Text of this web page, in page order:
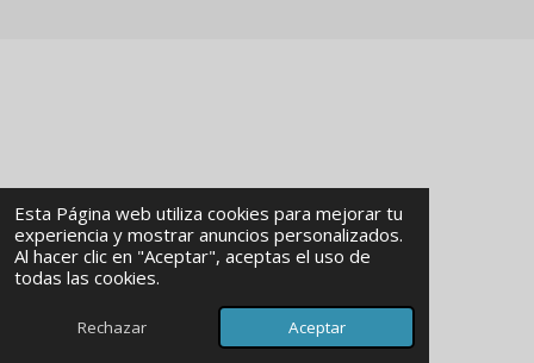
Esta Página web utiliza cookies para mejorar tu
experiencia y mostrar anuncios personalizados.
Al hacer clic en "Aceptar", aceptas el uso de
todas las cookies.
Rechazar Aceptar
© 2024 - 2026 MKMInmobiliaria